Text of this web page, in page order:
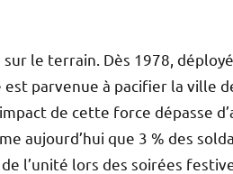
le terrain. Dès 1978,
est parvenue à pacifier la ville
de cette force dépasse
aujourd’hui que 3 % des
l’unité lors des soirées